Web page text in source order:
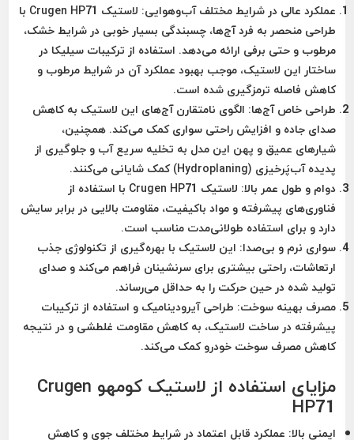
عملکرد عالی در شرایط مختلف آب‌وهوایی:
لاستیک Crugen HP71 با
طراحی منحصر به فرد آج‌ها، چسبندگی بسیار خوبی در شرایط خشک،
مرطوب و حتی برفی ارائه می‌دهد. استفاده از ترکیبات سیلیکا در
ساختار این لاستیک، موجب بهبود عملکرد آن در شرایط مرطوب و
کاهش فاصله ترمزگیری شده است.
طراحی خاص آج‌ها: الگوی نامتقارن آج‌های این لاستیک به کاهش
صدای جاده و افزایش راحتی سواری کمک می‌کند. همچنین،
شیارهای عمیق و پهن این مدل به تخلیه سریع آب و جلوگیری از
پدیده آب‌پَرخیزی (Hydroplaning) کمک شایانی می‌کنند.
دوام و طول عمر بالا:
لاستیک Crugen HP71 با استفاده از
فناوری‌های پیشرفته و مواد باکیفیت، مقاومت بالایی در برابر سایش
دارد و برای استفاده طولانی‌مدت مناسب است.
سواری نرم و بی‌صدا: این لاستیک با بهره‌گیری از تکنولوژی جذب
ارتعاشات، راحتی بیشتری برای سرنشینان فراهم می‌کند و صدای
تولید شده در حین حرکت را به حداقل می‌رساند.
مصرف بهینه سوخت: طراحی آیرودینامیک و استفاده از ترکیبات
پیشرفته در ساخت لاستیک، به کاهش مقاومت غلطشی و در نتیجه
کاهش مصرف سوخت خودرو کمک می‌کند.
مزایای استفاده از لاستیک کومهو Crugen
HP71
ایمنی بالا: عملکرد قابل اعتماد در شرایط مختلف جوی و کاهش